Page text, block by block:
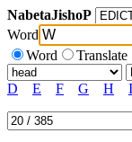
NabetaJishoP
Word
Word
Translate
D
E F G H I